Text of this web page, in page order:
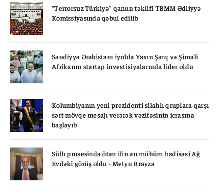
“Terrorsuz Türkiyə” qanun təklifi TBMM Ədliyyə
Komissiyasında qəbul edilib
Səudiyyə Ərəbistanı iyulda Yaxın Şərq və Şimali
Afrikanın startap investisiyalarında lider oldu
Kolumbiyanın yeni prezidenti silahlı qruplara qarşı
sərt mövqe mesajı verərək vəzifəsinin icrasına
başlayıb
Sülh prosesində ötən ilin ən mühüm hadisəsi Ağ
Evdəki görüş oldu - Metyu Brayza